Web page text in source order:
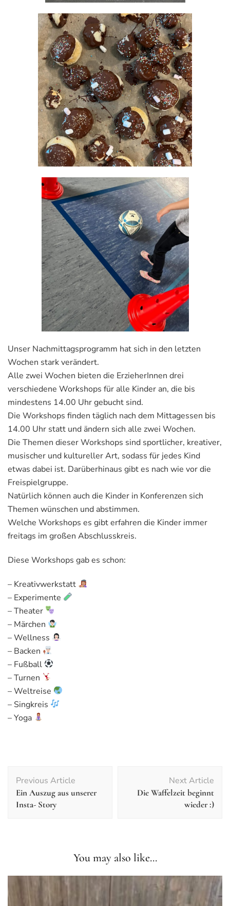
Unser Nachmittagsprogramm hat sich in den letzten
Wochen stark verändert.
Alle zwei Wochen bieten die ErzieherInnen drei
verschiedene Workshops für alle Kinder an, die bis
mindestens 14.00 Uhr gebucht sind.
Die Workshops finden täglich nach dem Mittagessen bis
14.00 Uhr statt und ändern sich alle zwei Wochen.
Die Themen dieser Workshops sind sportlicher, kreativer,
musischer und kultureller Art, sodass für jedes Kind
etwas dabei ist. Darüberhinaus gibt es nach wie vor die
Freispielgruppe.
Natürlich können auch die Kinder in Konferenzen sich
Themen wünschen und abstimmen.
Welche Workshops es gibt erfahren die Kinder immer
freitags im großen Abschlusskreis.
Diese Workshops gab es schon:
– Kreativwerkstatt
– Experimente
– Theater
– Märchen
– Wellness
– Backen
– Fußball
– Turnen
– Weltreise
– Singkreis
– Yoga
Navigation
Previous Article
Ein Auszug aus unserer
Insta- Story
Next Article
Die Waffelzeit beginnt
wieder :)
You may also like...